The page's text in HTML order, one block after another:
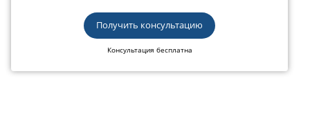
Получить консультацию
Консультация бесплатна